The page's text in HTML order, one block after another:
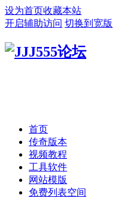
设为首页收藏本站
开启辅助访问 切换到宽版
首页
传奇版本
视频教程
工具软件
网站模版
免费列表空间